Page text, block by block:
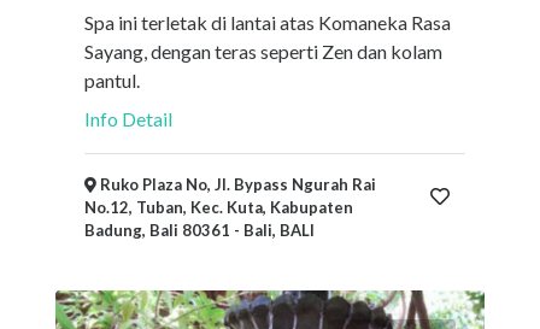
Spa ini terletak di lantai atas Komaneka Rasa
Sayang, dengan teras seperti Zen dan kolam
pantul.
Info Detail
Ruko Plaza No, Jl. Bypass Ngurah Rai
No.12, Tuban, Kec. Kuta, Kabupaten
Badung, Bali 80361 - Bali, BALI